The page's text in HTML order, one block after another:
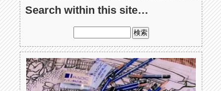
Search within this site…